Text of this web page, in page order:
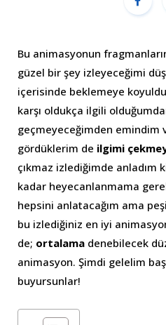
Bu animasyonun
güzel bir şey izleyeceğimi
içerisinde beklemeye
karşı oldukça ilgili
geçmeyeceğimden emindim
gördüklerim de ilgimi
çıkmaz izlediğimde
kadar heyecanlanmama
hepsini anlatacağım ama
bu izlediğiniz en iyi
de; ortalama denebilecek
animasyon. Şimdi gelelim
buyursunlar!